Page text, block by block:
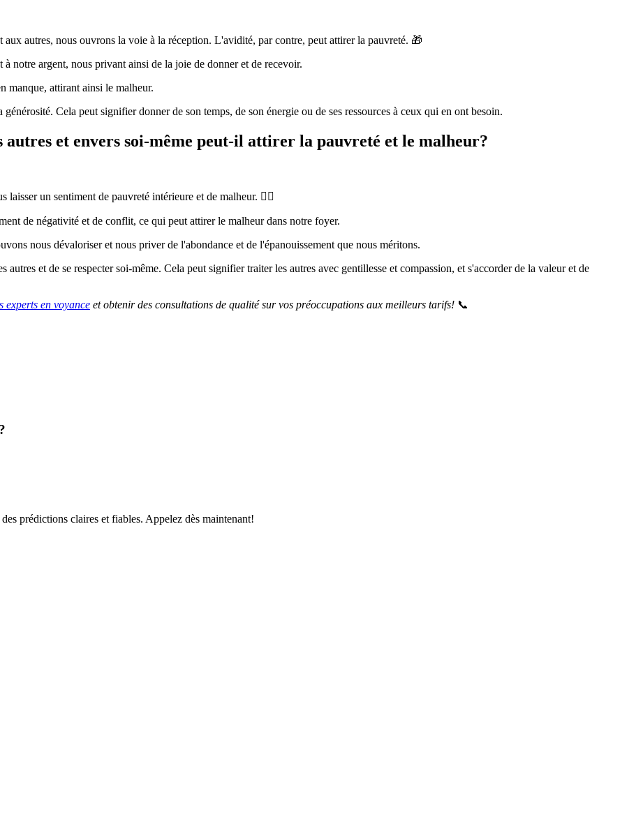
autres, nous ouvrons la voie à la réception. L'avidité, par contre, peut attirer la pauvreté. 🎁
notre argent, nous privant ainsi de la joie de donner et de recevoir.
manque, attirant ainsi le malheur.
Cela peut signifier donner de son temps, de son énergie ou de ses ressources à ceux qui en ont besoin.
autres et envers soi-même peut-il attirer la pauvreté et le malheur?
laisser un sentiment de pauvreté intérieure et de malheur. 🙇‍♀️
de négativité et de conflit, ce qui peut attirer le malheur dans notre foyer.
nous dévaloriser et nous priver de l'abondance et de l'épanouissement que nous méritons.
et de se respecter soi-même. Cela peut signifier traiter les autres avec gentillesse et compassion, et s'accorder de la valeur et de
experts en voyance et obtenir des consultations de qualité sur vos préoccupations aux meilleurs tarifs! 📞
prédictions claires et fiables. Appelez dès maintenant!